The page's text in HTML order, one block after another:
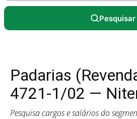
Pesquisar
Padarias
4721-1/02 —
Pesquisa cargos e salários do